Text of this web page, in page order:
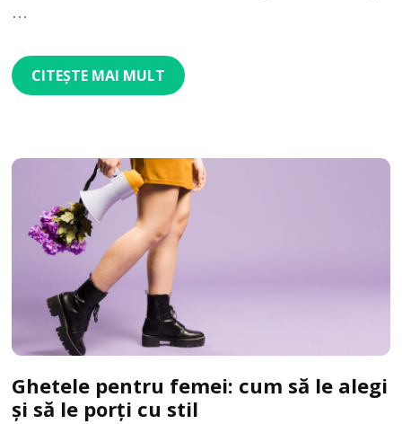
…
CITEȘTE MAI MULT
Ghetele pentru femei: cum să le alegi
și să le porți cu stil